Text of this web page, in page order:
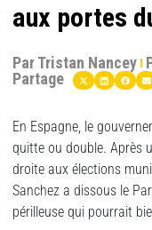
aux portes
ParTristan Nancey
Partage
En Espagne, le
quitte ou double. Après
droite aux élections
Sanchez a dissous le
périlleuse qui pourrait